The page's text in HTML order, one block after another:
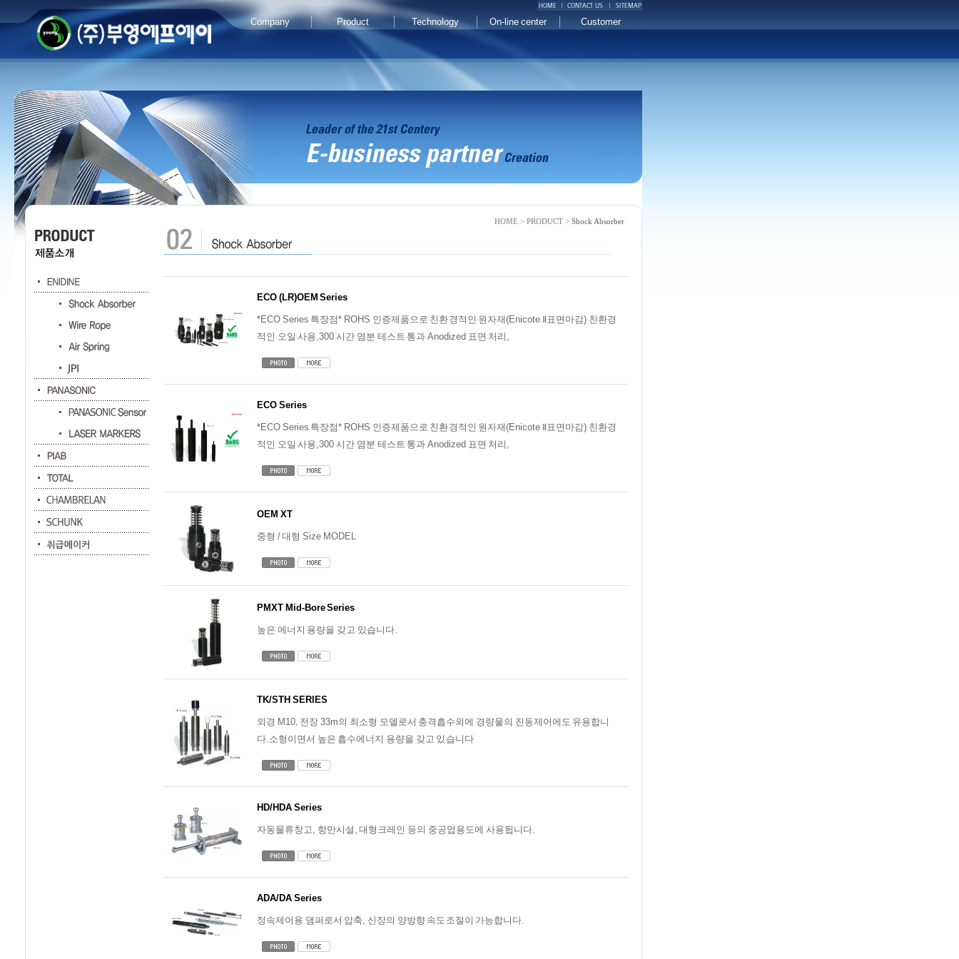
Company Product Technology On-line center Customer
HOME > PRODUCT > Shock Absorber
ECO (LR)OEM Series
*ECO Series 특장점* ROHS 인증제품으로 친환경적인 원자재(Enicote Ⅱ표면마감) 친환경
적인 오일 사용,300 시간 염분 테스트 통과 Anodized 표면 처리,
ECO Series
*ECO Series 특장점* ROHS 인증제품으로 친환경적인 원자재(Enicote Ⅱ표면마감) 친환경
적인 오일 사용,300 시간 염분 테스트 통과 Anodized 표면 처리,
OEM XT
중형 / 대형 Size MODEL
PMXT Mid-Bore Series
높은 에너지 용량을 갖고 있습니다.
TK/STH SERIES
외경 M10, 전장 33m의 최소형 모델로서 충격흡수외에 경량물의 진동제어에도 유용합니
다.소형이면서 높은 흡수에너지 용량을 갖고 있습니다
HD/HDA Series
자동물류창고, 항만시설, 대형크레인 등의 중공업용도에 사용됩니다.
ADA/DA Series
정속제어용 댐퍼로서 압축, 신장의 양방향 속도조절이 가능합니다.